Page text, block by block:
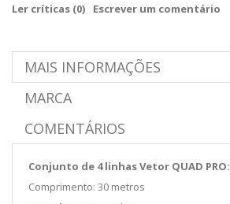
Ler críticas (0) Escrever um comentário
MAIS INFORMAÇÕES
MARCA
COMENTÁRIOS
Conjunto de 4 linhas Vetor QUAD PRO:
Comprimento: 30 metros